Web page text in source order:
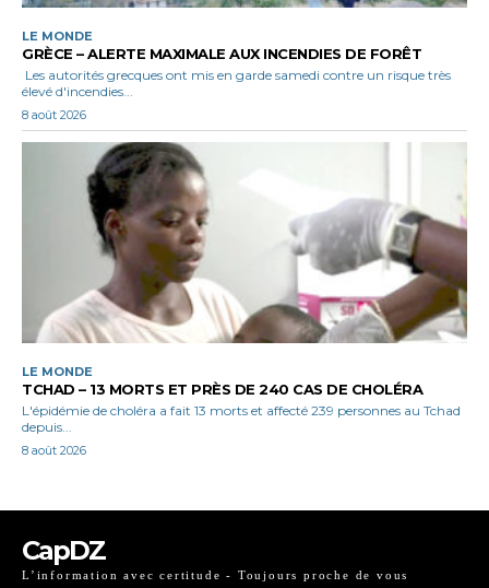
LE MONDE
GRÈCE – ALERTE MAXIMALE AUX INCENDIES DE FORÊT
Les autorités grecques ont mis en garde samedi contre un risque très
élevé d'incendies...
8 août 2026
LE MONDE
TCHAD – 13 MORTS ET PRÈS DE 240 CAS DE CHOLÉRA
L'épidémie de choléra a fait 13 morts et affecté 239 personnes au Tchad
depuis...
8 août 2026
CapDZ
L’information avec certitude - Toujours proche de vous